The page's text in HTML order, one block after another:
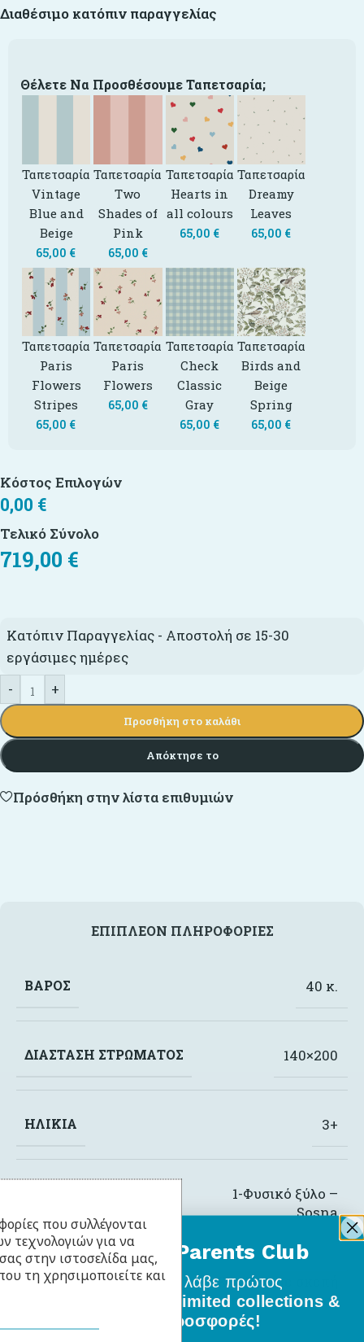
Διαθέσιμο κατόπιν παραγγελίας
Θέλετε Να Προσθέσουμε Ταπετσαρία;
Ταπετσαρία
Vintage
Blue and
Beige
65,00 €
Ταπετσαρία
Two
Shades of
Pink
65,00 €
Ταπετσαρία
Hearts in
all colours
65,00 €
Ταπετσαρία
Dreamy
Leaves
65,00 €
Ταπετσαρία
Paris
Flowers
Stripes
65,00 €
Ταπετσαρία
Paris
Flowers
65,00 €
Ταπετσαρία
Check
Classic
Gray
65,00 €
Ταπετσαρία
Birds and
Beige
Spring
65,00 €
Κόστος Επιλογών
0,00 €
Τελικό Σύνολο
719,00 €
Κατόπιν Παραγγελίας - Αποστολή σε 15-30
εργάσιμες ημέρες
-
+
Προσθήκη στο καλάθι
Απόκτησε το
Πρόσθήκη στην λίστα επιθυμιών
ΕΠΙΠΛΈΟΝ ΠΛΗΡΟΦΟΡΊΕΣ
ΒΆΡΟΣ 40 κ.
ΔΙΆΣΤΑΣΗ ΣΤΡΏΜΑΤΟΣ 140×200
ΗΛΙΚΊΑ 3+
1-Φυσικό ξύλο –
Sosna
ΤΎΠΟΣ ΚΡΕΒΑΤΙΟΎ
Κρεβάτι με σκεπή
τύπου Montessori
που συλλέγονται
τεχνολογιών για να
στην ιστοσελίδα μας,
τη χρησιμοποιείτε και
BabyLlama Parents Club
Γίνε μέλοςκαι λάβε πρώτος
όλα τα νέα σχέδια, limited collections &
ειδικές προσφορές!